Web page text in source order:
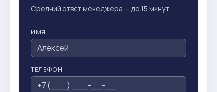
Средний ответ менеджера — до 15 минут
ИМЯ
ТЕЛЕФОН